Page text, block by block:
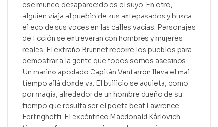
ese mundo desaparecido es el suyo. En otro,
alguien viaja al pueblo de sus antepasados y busca
el eco de sus voces en las calles vacías. Personajes
de ficción se entreveran con hombres y mujeres
reales. El extraño Brunnet recorre los pueblos para
demostrar a la gente que todos somos asesinos.
Un marino apodado Capitán Ventarrón lleva el mal
tiempo allá donde va. El bullicio se aquieta, como
por magia, alrededor de un hombre dueño de su
tiempo que resulta ser el poeta beat Lawrence
Ferlinghetti. El excéntrico Macdonald Kárlovich